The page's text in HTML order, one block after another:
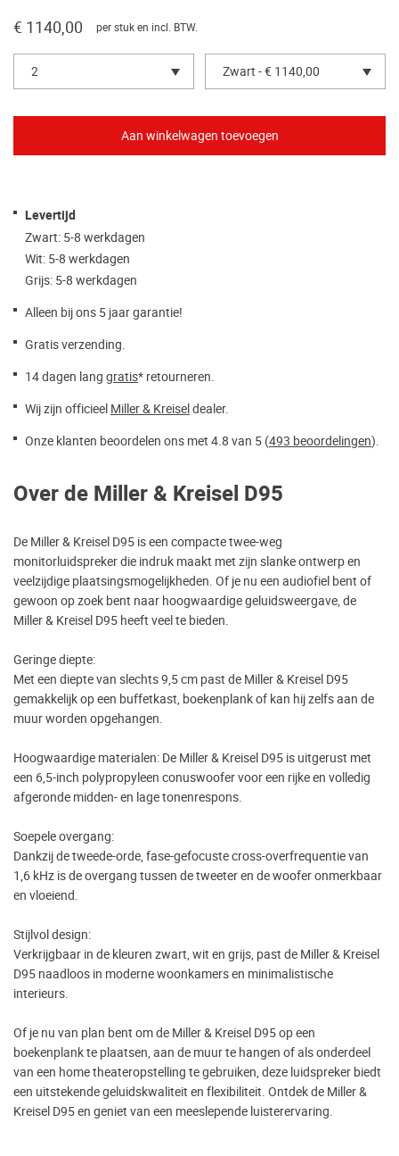
€ 1140,00 per stuk en incl. BTW.
2 Zwart - € 1140,00
Levertijd
Zwart: 5-8 werkdagen
Wit: 5-8 werkdagen
Grijs: 5-8 werkdagen
Alleen bij ons 5 jaar garantie!
Gratis verzending.
14 dagen lang gratis* retourneren.
Wij zijn officieel Miller & Kreiseldealer.
Onze klanten beoordelen ons met 4.8 van 5 (493 beoordelingen).
Over de Miller & Kreisel D95
De Miller & Kreisel D95 is een compacte twee-weg
monitorluidspreker die indruk maakt met zijn slanke ontwerp en
veelzijdige plaatsingsmogelijkheden. Of je nu een audiofiel bent of
gewoon op zoek bent naar hoogwaardige geluidsweergave, de
Miller & Kreisel D95 heeft veel te bieden.
Geringe diepte:
Met een diepte van slechts 9,5 cm past de Miller & Kreisel D95
gemakkelijk op een buffetkast, boekenplank of kan hij zelfs aan de
muur worden opgehangen.
Hoogwaardige materialen: De Miller & Kreisel D95 is uitgerust met
een 6,5-inch polypropyleen conuswoofer voor een rijke en volledig
afgeronde midden- en lage tonenrespons.
Soepele overgang:
Dankzij de tweede-orde, fase-gefocuste cross-overfrequentie van
1,6 kHz is de overgang tussen de tweeter en de woofer onmerkbaar
en vloeiend.
Stijlvol design:
Verkrijgbaar in de kleuren zwart, wit en grijs, past de Miller & Kreisel
D95 naadloos in moderne woonkamers en minimalistische
interieurs.
Of je nu van plan bent om de Miller & Kreisel D95 op een
boekenplank te plaatsen, aan de muur te hangen of als onderdeel
van een home theateropstelling te gebruiken, deze luidspreker biedt
een uitstekende geluidskwaliteit en flexibiliteit. Ontdek de Miller &
Kreisel D95 en geniet van een meeslepende luisterervaring.